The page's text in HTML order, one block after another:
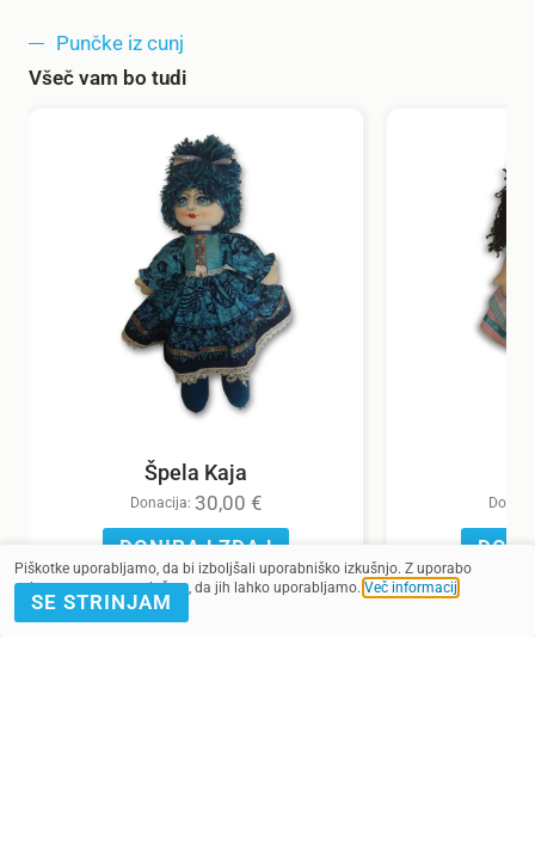
Punčke iz cunj
Všeč vam bo tudi
Špela Kaja
Donacija: 30,00 €
DONIRAJ ZDAJ
Piškotke uporabljamo, da bi izboljšali uporabniško izkušnjo. Z uporabo
spletnega mesta soglašate, da jih lahko uporabljamo. Več informacij
SE STRINJAM